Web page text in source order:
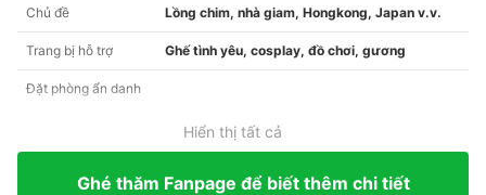
Chủ đề Lồng chim, nhà giam, Hongkong, Japan v.v.
Trang bị hỗ trợ Ghế tình yêu, cosplay, đồ chơi, gương
Đặt phòng ẩn danh
Hiển thị tất cả
Ghé thăm Fanpage để biết thêm chi tiết